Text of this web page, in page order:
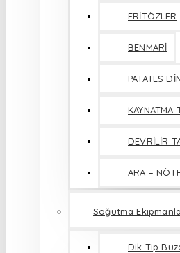
FRİTÖZLER
BENMARİ
PATATES
KAYNATMA
DEVRİLİR
ARA –
Soğutma
Dik Tip